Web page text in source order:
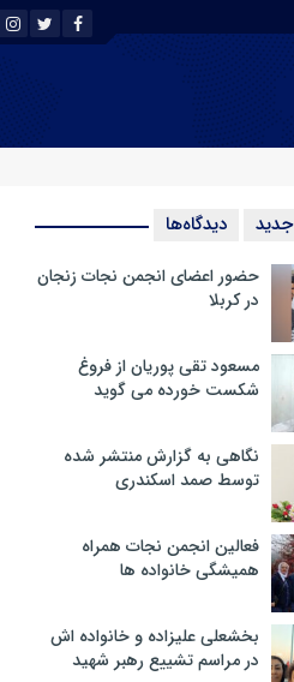
جدید دیدگاه‌ها
حضور اعضای انجمن نجات زنجان
در کربلا
مسعود تقی پوریان از فروغ
شکست خورده می گوید
نگاهی به گزارش منتشر شده
توسط صمد اسکندری
فعالین انجمن نجات همراه
همیشگی خانواده ها
بخشعلی علیزاده و خانواده اش
در مراسم تشییع رهبر شهید